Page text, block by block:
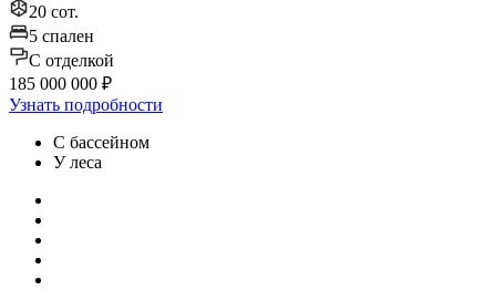
20 сот.
5 спален
C отделкой
185 000 000 ₽
Узнать подробности
С бассейном
У леса